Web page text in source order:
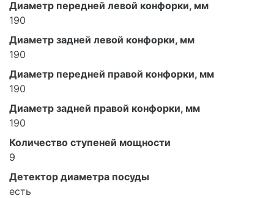
Диаметр передней левой конфорки, мм
190
Диаметр задней левой конфорки, мм
190
Диаметр передней правой конфорки, мм
190
Диаметр задней правой конфорки, мм
190
Количество ступеней мощности
9
Детектор диаметра посуды
есть